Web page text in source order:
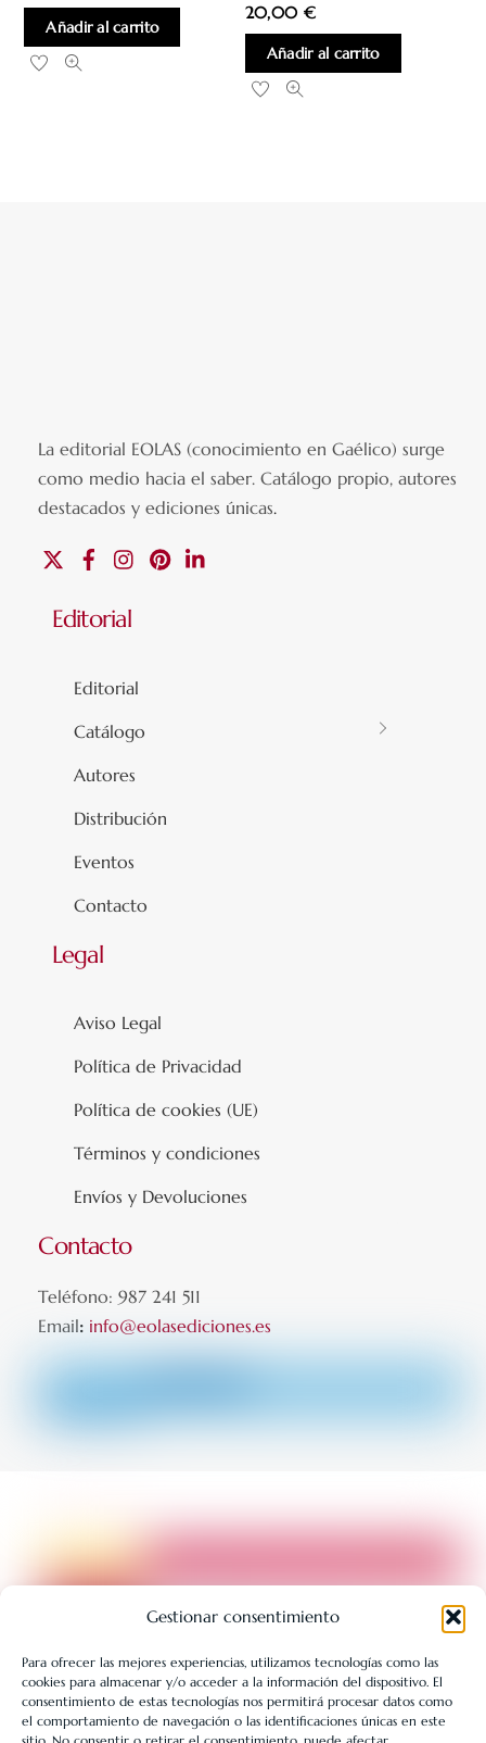
Gestionar consentimiento
Para ofrecer las mejores experiencias, utilizamos tecnologías como las
cookies para almacenar y/o acceder a la información del dispositivo. El
consentimiento de estas tecnologías nos permitirá procesar datos como
el comportamiento de navegación o las identificaciones únicas en este
Añadir al carrito
20,00 €
Añadir al carrito
La editorial EOLAS (conocimiento en Gaélico) surge
como medio hacia el saber.Catálogo propio, autores
destacados y ediciones únicas.
FacebookInstagramPinterest
Editorial
Editorial
Catálogo
Autores
Distribución
Eventos
Contacto
Legal
Aviso Legal
Política de Privacidad
Política de cookies (UE)
Términos y condiciones
Envíos y Devoluciones
Contacto
Teléfono: 987 241 511
Email: info@eolasediciones.es
LIBRERÍA UNIVERSITARIA LEÓN 1980 SLL ha sido beneficiaria
de Fondos Europeos, cuyo objetivo es la mejora de la